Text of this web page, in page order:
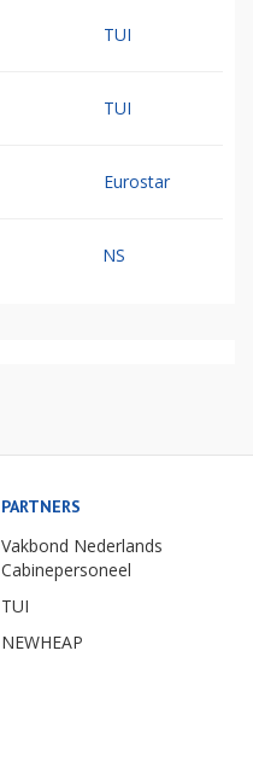
TUI
TUI
Eurostar
NS
PARTNERS
Vakbond Nederlands
Cabinepersoneel
TUI
NEWHEAP